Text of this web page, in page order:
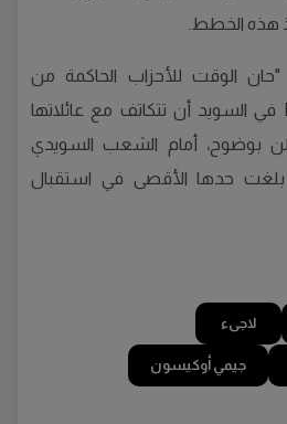
هذه الخطط.
الوقت للأحزاب الحاكمة من
المجموعة الأوروبية EPP في السويد أن تتكاتف مع عائلاتها
بوضوح، أمام الشعب السويدي
بلغت حدها الأقصى في استقبال
لاجىء
جيمي أوكيسون